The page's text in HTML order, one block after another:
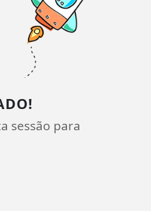
sessão para